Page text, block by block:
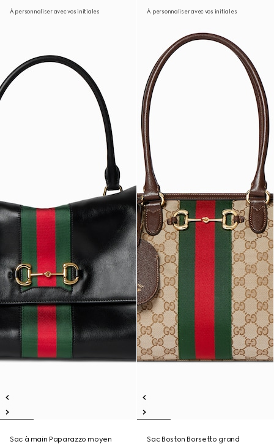
À personnaliser avec vos initiales
Sac à main Paparazzo moyen
À personnaliser avec vos initiales
Sac Boston Borsetto grand